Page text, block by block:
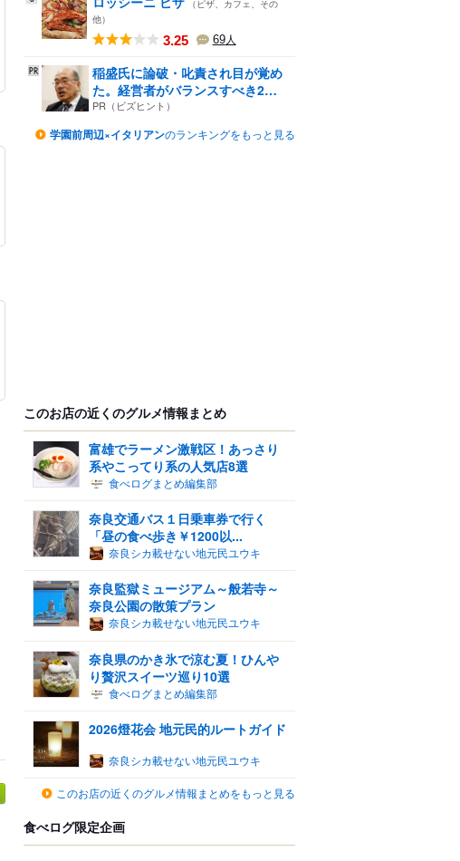
（ピザ、カフェ、その
他）
3.25 69人
稲盛氏に論破・叱責され目が覚め
た。経営者がバランスすべき2
つ...
PR（ビズヒント）
学園前周辺×イタリアンのランキングをもっと見る
このお店の近くのグルメ情報まとめ
富雄でラーメン激戦区！あっさり
系やこってり系の人気店8選
食べログまとめ編集部
奈良交通バス１日乗車券で行く
「昼の食べ歩き￥1200以...
奈良シカ載せない地元民ユウキ
奈良監獄ミュージアム～般若寺～
奈良公園の散策プラン
奈良シカ載せない地元民ユウキ
奈良県のかき氷で涼む夏！ひんや
り贅沢スイーツ巡り10選
食べログまとめ編集部
2026燈花会 地元民的ルートガイド
奈良シカ載せない地元民ユウキ
このお店の近くのグルメ情報まとめをもっと見る
食べログ限定企画